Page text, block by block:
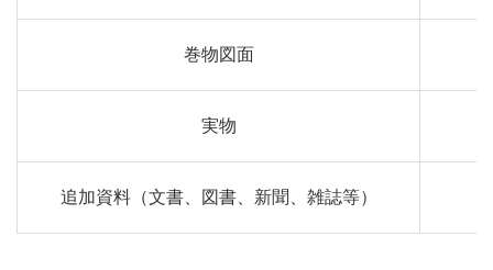
巻物図面
実物
追加資料（文書、図書、新聞、雑誌等）